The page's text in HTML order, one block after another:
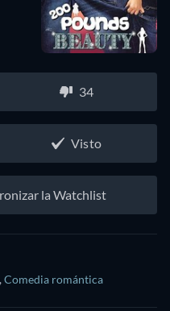
34
Visto
la Watchlist
,Comedia romántica